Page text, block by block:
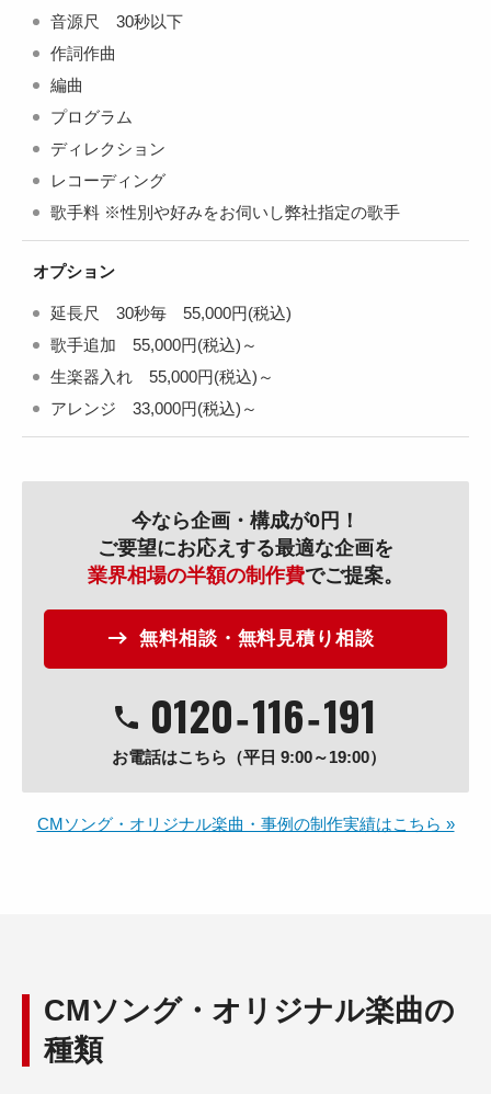
音源尺 30秒以下
作詞作曲
編曲
プログラム
ディレクション
レコーディング
歌手料 ※性別や好みをお伺いし弊社指定の歌手
オプション
延長尺 30秒毎 55,000円(税込)
歌手追加 55,000円(税込)～
生楽器入れ 55,000円(税込)～
アレンジ 33,000円(税込)～
今なら企画・構成が0円！
ご要望にお応えする最適な企画を
業界相場の半額の制作費でご提案。
無料相談・無料見積り相談
0120‐116‐191
お電話はこちら（平日 9:00～19:00）
CMソング・オリジナル楽曲・事例の制作実績はこちら »
CMソング・オリジナル楽曲の
種類